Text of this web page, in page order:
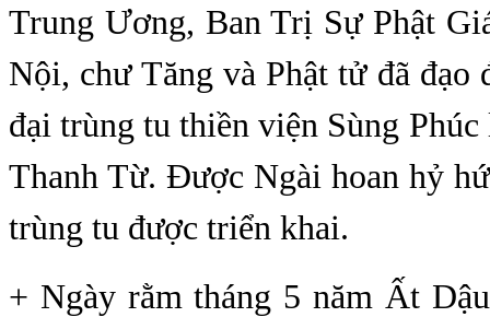
Trung Ương, Ban Trị Sự Phật
Nội, chư Tăng và Phật tử đã đạo
đại trùng tu thiền viện Sùng
Thanh Từ. Được Ngài hoan hỷ
trùng tu được triển khai.
+ Ngày rằm tháng 5 năm Ất